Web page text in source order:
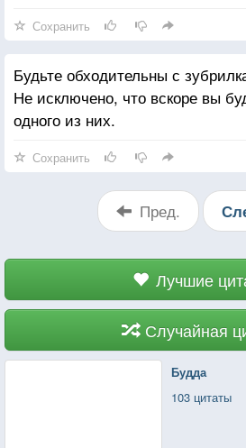
в порядок свою комнату.
Сохранить
Будьте обходительны с
Не исключено, что вскоре вы
одного из них.
Сохранить
Пред.
Лучшие
Случайная
Будда
103 цитаты